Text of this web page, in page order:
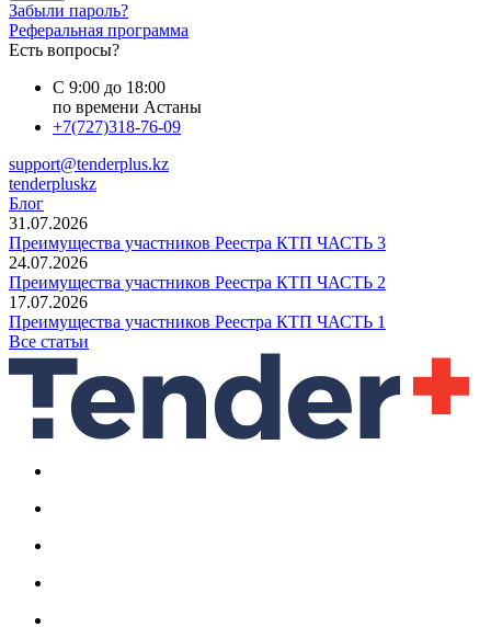
Забыли пароль?
Реферальная программа
Есть вопросы?
С 9:00 до 18:00
по времени Астаны
+7(727)318-76-09
support@tenderplus.kz
tenderpluskz
Блог
31.07.2026
Преимущества участников Реестра КТП ЧАСТЬ 3
24.07.2026
Преимущества участников Реестра КТП ЧАСТЬ 2
17.07.2026
Преимущества участников Реестра КТП ЧАСТЬ 1
Все статьи